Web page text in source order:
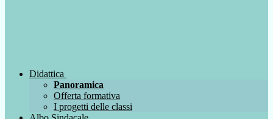
Didattica
Panoramica
Offerta formativa
I progetti delle classi